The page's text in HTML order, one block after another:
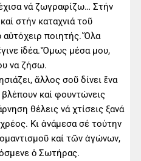
νά ζωγραφίζω… Στήν
στήν καταχνιά τοῦ
ποιητής. Ὅλα
ἰδέα. Ὅμως μέσα μου,
να ζήσω.
ἄλλος σοῦ δίνει ἕνα
βλέπουν καί φουντώνεις
θέλεις νά χτίσεις ξανά
Κι ἀνάμεσα σέ τούτην
καί τῶν ἀγώνων,
ὁ Σωτήρας.